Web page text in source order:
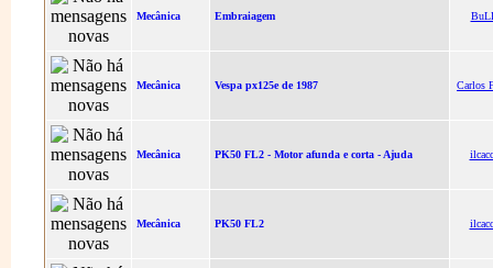
Mecânica Embraiagem
Mecânica Vespa px125e de 1987 Carlos
Mecânica PK50 FL2 - Motor afunda e corta - Ajuda
Mecânica PK50 FL2